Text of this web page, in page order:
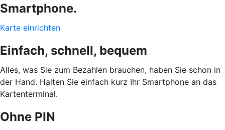
Smartphone.
Karte einrichten
Einfach, schnell, bequem
Alles, was Sie zum Bezahlen brauchen, haben Sie schon in
der Hand. Halten Sie einfach kurz Ihr Smartphone an das
Kartenterminal.
Ohne PIN